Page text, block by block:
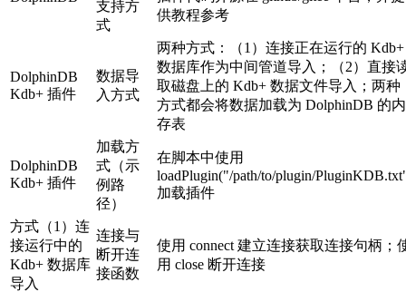
支持方
式
供教程参考
DolphinDB
Kdb+ 插件
数据导
入方式
两种方式：（1）连接正在运行的 Kdb+
数据库作为中间管道导入；（2）直接
取磁盘上的 Kdb+ 数据文件导入；两种
方式都会将数据加载为 DolphinDB 的内
存表
DolphinDB
Kdb+ 插件
加载方
式（示
例路
径）
在脚本中使用
loadPlugin("/path/to/plugin/
加载插件
方式（1）连
接运行中的
Kdb+ 数据库
导入
连接与
断开连
接函数
使用 connect 建立连接获取连接句柄；
用 close 断开连接